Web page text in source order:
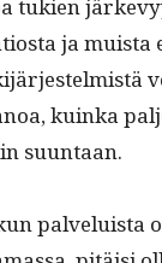
tukien
ja muista
kuin­ka
suuntaan.
palveluista